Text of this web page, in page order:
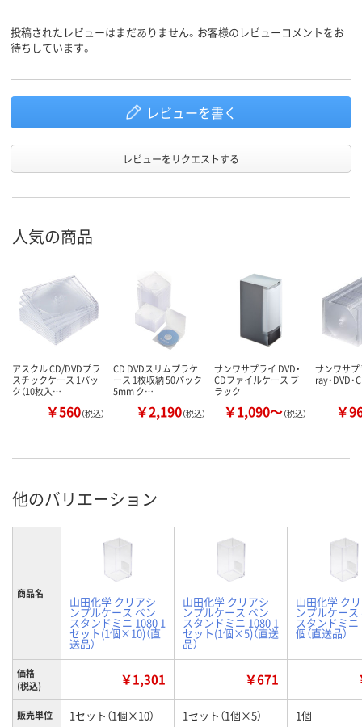
投稿されたレビューはまだありません。お客様のレビューコメントをお
待ちしています。
レビューを書く
レビューをリクエストする
人気の商品
アスクル CD/DVDプラ
スチックケース 1パッ
ク（10枚入…
￥560（税込）
CD DVDスリムプラケ
ース 1枚収納 50パック
5mm ク…
￥2,190（税込）
サンワサプライ DVD・
CDファイルケース ブ
ラック
￥1,090～（税込）
サンワサ
ray・DVD・
￥
他のバリエーション
商品名
山田化学 クリアシ
ンプルケース ペン
スタンドミニ 1080 1
セット(1個×10)（直
送品）
山田化学 クリアシ
ンプルケース ペン
スタンドミニ 1080 1
セット(1個×5)（直送
品）
山田化学 ク
ンプルケース
スタンドミニ
個（直送品）
価格
(税込)
￥1,301 ￥671
販売単位 1セット（1個×10） 1セット（1個×5） 1個